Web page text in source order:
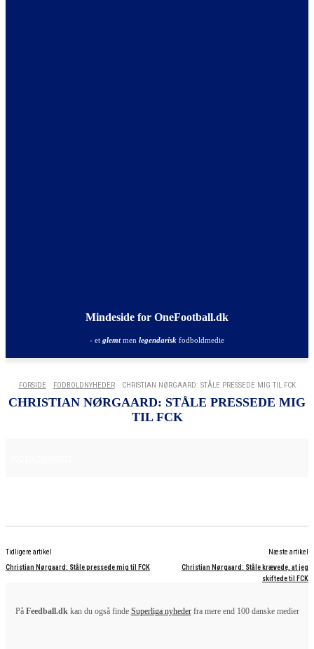
Mindeside for OneFootball.dk
- et glemtmen legendarisk fodboldmedie
FORSIDE FODBOLDNYHEDER CHRISTIAN NØRGAARD: STÅLE PRESSEDE MIG TIL FCK
CHRISTIAN NØRGAARD: STÅLE PRESSEDE MIG
TIL FCK
Tidligere artikel
Christian Nørgaard: Ståle pressede mig til FCK
Næste artikel
Christian Nørgaard: Ståle krævede, at jeg
skiftede til FCK
På Feedball.dkkan du også finde Superliga nyhederfra mere end 100 danske medier